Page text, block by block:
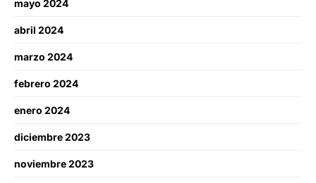
mayo 2024
abril 2024
marzo 2024
febrero 2024
enero 2024
diciembre 2023
noviembre 2023